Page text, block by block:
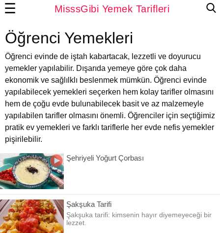
MisssGibi Yemek Tarifleri
☰
Öğrenci Yemekleri
Öğrenci evinde de iştah kabartacak, lezzetli ve doyurucu
yemekler yapılabilir. Dışarıda yemeye göre çok daha
ekonomik ve sağlılklı beslenmek mümkün. Öğrenci evinde
yapılabilecek yemekleri seçerken hem kolay tarifler olmasını
hem de çoğu evde bulunabilecek basit ve az malzemeyle
yapılabilen tarifler olmasını önemli. Öğrenciler için seçtiğimiz
pratik ev yemekleri ve farklı tariflerle her evde nefis yemekler
pişirilebilir.
Şehriyeli Yoğurt Çorbası
Şakşuka Tarifi
Şakşuka tarifi: kimsenin hayır diyemeyeceği bir
lezzet.